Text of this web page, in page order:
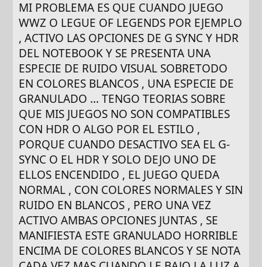
MI PROBLEMA ES QUE CUANDO JUEGO
WWZ O LEGUE OF LEGENDS POR EJEMPLO
, ACTIVO LAS OPCIONES DE G SYNC Y HDR
DEL NOTEBOOK Y SE PRESENTA UNA
ESPECIE DE RUIDO VISUAL SOBRETODO
EN COLORES BLANCOS , UNA ESPECIE DE
GRANULADO ... TENGO TEORIAS SOBRE
QUE MIS JUEGOS NO SON COMPATIBLES
CON HDR O ALGO POR EL ESTILO ,
PORQUE CUANDO DESACTIVO SEA EL G-
SYNC O EL HDR Y SOLO DEJO UNO DE
ELLOS ENCENDIDO , EL JUEGO QUEDA
NORMAL , CON COLORES NORMALES Y SIN
RUIDO EN BLANCOS , PERO UNA VEZ
ACTIVO AMBAS OPCIONES JUNTAS , SE
MANIFIESTA ESTE GRANULADO HORRIBLE
ENCIMA DE COLORES BLANCOS Y SE NOTA